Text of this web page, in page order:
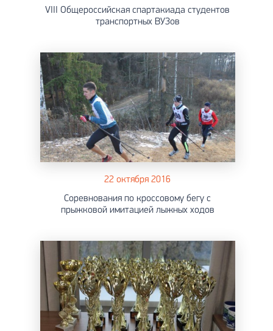
VIII Общероссийская спартакиада студентов
транспортных ВУЗов
22 октября 2016
Соревнования по кроссовому бегу с
прыжковой имитацией лыжных ходов